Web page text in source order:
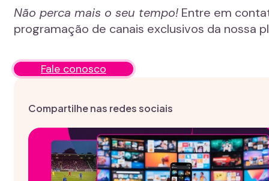
Não perca mais o seu tempo! Entre em
programação de canais exclusivos da nossa
Fale conosco
Compartilhe nas redes sociais